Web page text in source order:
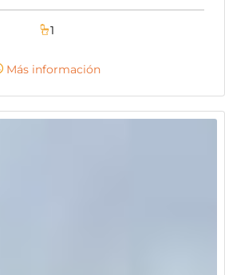
no cuenta gas domiciliario, y
van incluidos en el canon de
destaca por su fácil acceso a
arrienda para para taller de motos
1
Más información